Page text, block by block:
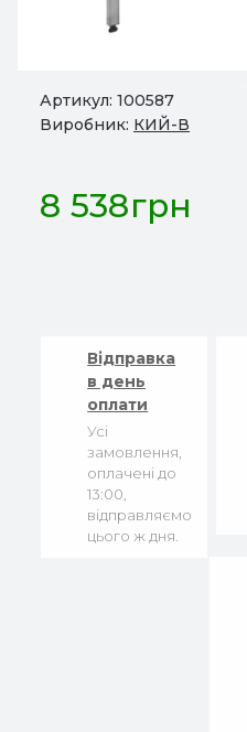
Артикул: 100587
Виробник: КИЙ-В
8 538грн
Відправка
в день
оплати
Усі
замовлення,
оплачені до
13:00,
відправляємо
цього ж дня.